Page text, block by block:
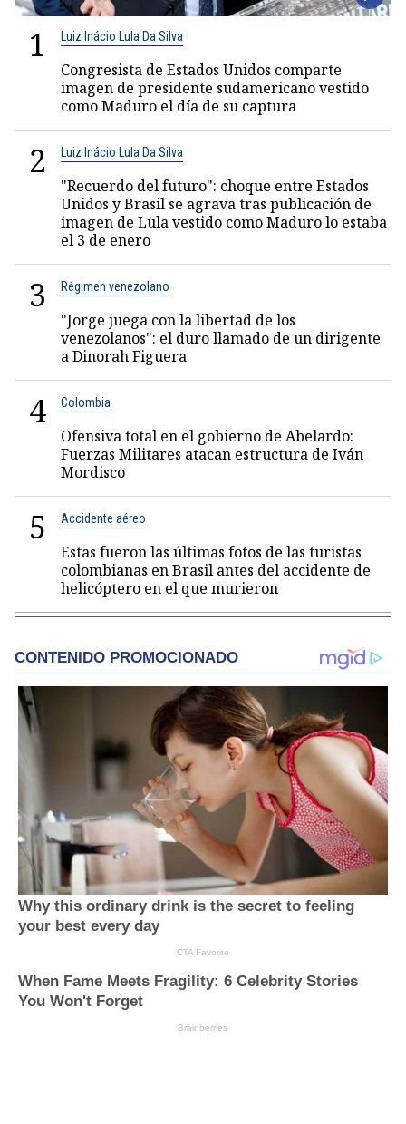
1 Luiz Inácio Lula Da Silva
Congresista de Estados Unidos comparte
imagen de presidente sudamericano vestido
como Maduro el día de su captura
2 Luiz Inácio Lula Da Silva
"Recuerdo del futuro": choque entre Estados
Unidos y Brasil se agrava tras publicación de
imagen de Lula vestido como Maduro lo estaba
el 3 de enero
3 Régimen venezolano
"Jorge juega con la libertad de los
venezolanos": el duro llamado de un dirigente
a Dinorah Figuera
4 Colombia
Ofensiva total en el gobierno de Abelardo:
Fuerzas Militares atacan estructura de Iván
Mordisco
5 Accidente aéreo
Estas fueron las últimas fotos de las turistas
colombianas en Brasil antes del accidente de
helicóptero en el que murieron